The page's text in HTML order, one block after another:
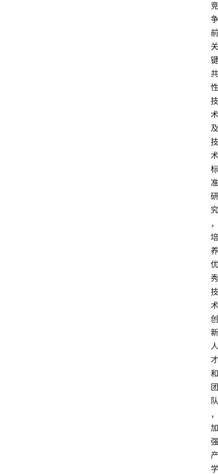
竞
争
前
关
键
共
性
技
术
及
技
术
标
准
研
究
，
培
养
优
秀
技
术
创
新
人
才
和
团
队
，
加
强
产
学